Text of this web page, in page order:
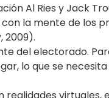
Al Ries y Jack
la mente de los
2009).
del electorado.
lo que se
virtuales,